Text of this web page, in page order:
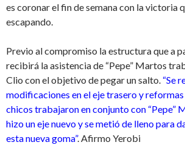
es coronar el fin de semana con la victoria
escapando.
Previo al compromiso la estructura que a
recibirá la asistencia de “Pepe” Martos
Clio con el objetivo de pegar un salto. “Se
modificaciones en el eje trasero y reformas
chicos trabajaron en conjunto con “Pepe”
hizo un eje nuevo y se metió de lleno para
esta nueva goma”. Afirmo Yerobi